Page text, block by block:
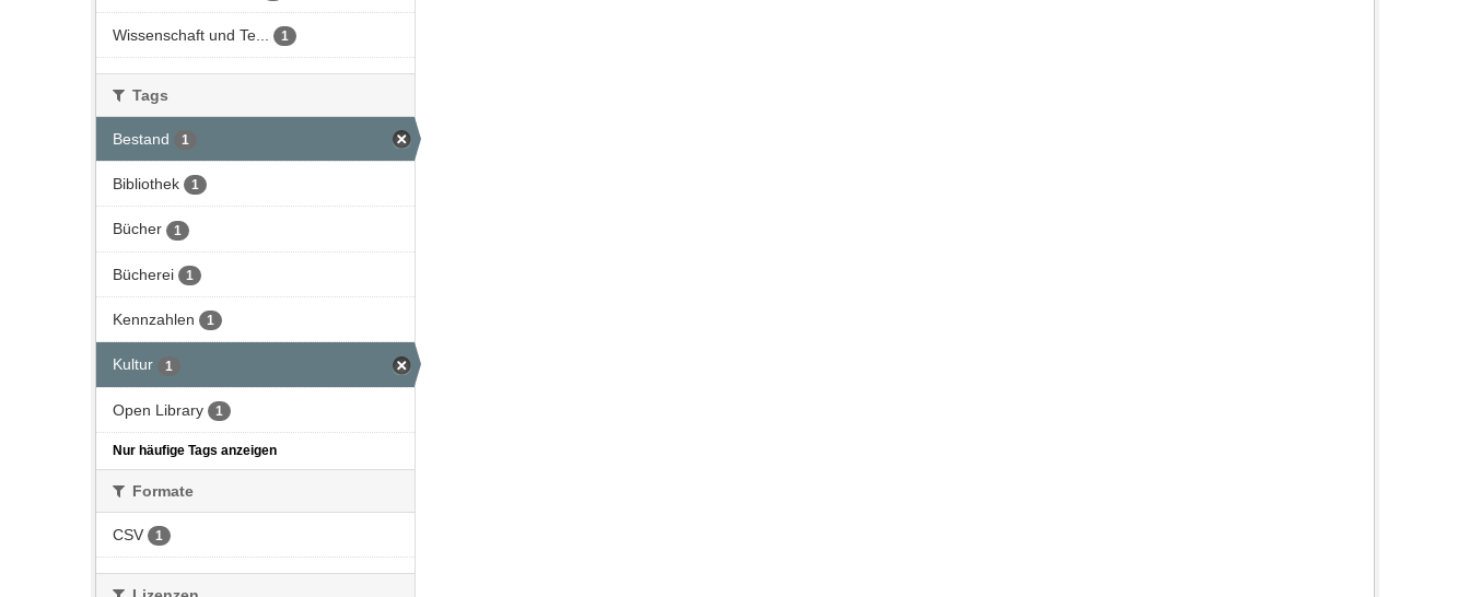
Wissenschaft und Te... 1
Tags
Bestand 1
Bibliothek 1
Bücher 1
Bücherei 1
Kennzahlen 1
Kultur 1
Open Library 1
Nur häufige Tags anzeigen
Formate
CSV 1